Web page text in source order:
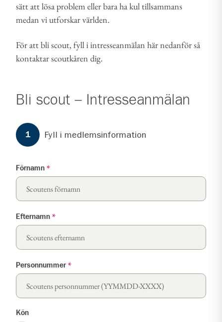
sätt att lösa problem eller bara ha kul tillsammans
medan vi utforskar världen.
För att bli scout, fyll i intresseanmälan här nedanför så
kontaktar scoutkåren dig.
Bli scout – Intresseanmälan
Formuläret har steg.
1 Steg1
Fyll i medlemsinformation
Förnamn *
Efternamn *
Personnummer *
Kön